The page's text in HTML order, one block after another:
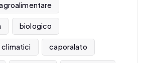
biologico
climatici caporalato